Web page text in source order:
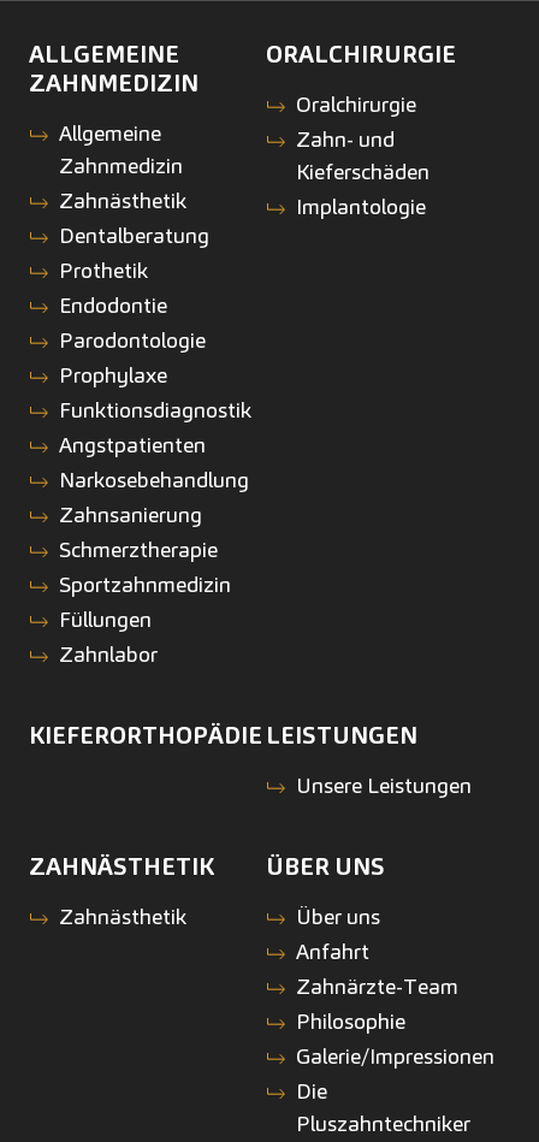
ALLGEMEINE
ZAHNMEDIZIN
Allgemeine
Zahnmedizin
Zahnästhetik
Dentalberatung
Prothetik
Endodontie
Parodontologie
Prophylaxe
Funktionsdiagnostik
Angstpatienten
Narkosebehandlung
Zahnsanierung
Schmerztherapie
Sportzahnmedizin
Füllungen
Zahnlabor
ORALCHIRURGIE
Oralchirurgie
Zahn- und
Kieferschäden
Implantologie
KIEFERORTHOPÄDIE LEISTUNGEN
Unsere Leistungen
ZAHNÄSTHETIK
Zahnästhetik
ÜBER UNS
Über uns
Anfahrt
Zahnärzte-Team
Philosophie
Galerie/Impressionen
Die
Pluszahntechniker